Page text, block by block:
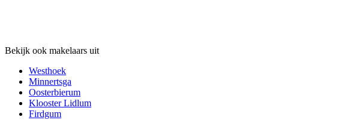
Bekijk ook makelaars uit
Westhoek
Minnertsga
Oosterbierum
Klooster Lidlum
Firdgum